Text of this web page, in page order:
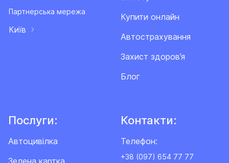
Партнерська мережа
Київ
Купити онлайн
Автострахування
Захист здоров’я
Блог
Послуги:
Автоцивілка
Контакти:
Телефон:
+38 (097) 654 77 77